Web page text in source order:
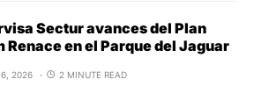
Sectur avances del Plan
Renace en el Parque del Jaguar
6, 2026 2 MINUTE READ